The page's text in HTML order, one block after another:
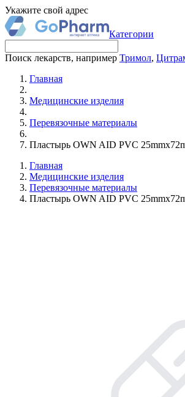
Укажите свой адрес
Категории
Поиск лекарств, например Тримол,
Главная
Медицинские изделия
Перевязочные материалы
Пластырь OWN AID PVC
Главная
Медицинские изделия
Перевязочные материалы
Пластырь OWN AID PVC